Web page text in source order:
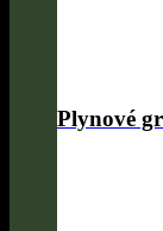
Plynové